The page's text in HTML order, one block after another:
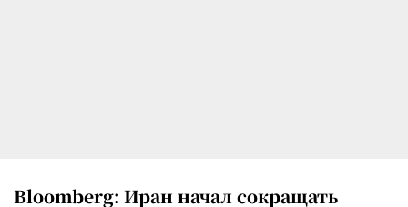
Bloomberg: Иран начал сокращать